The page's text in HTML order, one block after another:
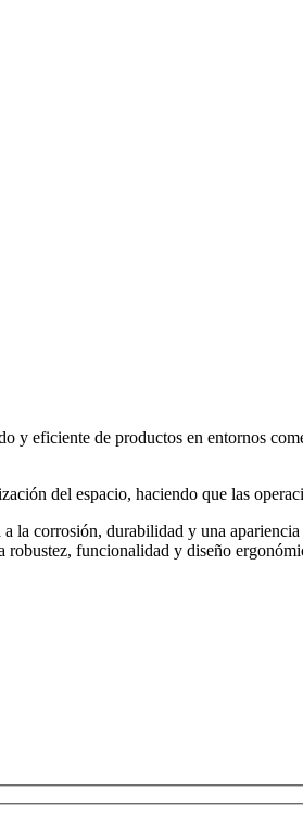
y eficiente de productos en entornos
del espacio, haciendo que las
a la corrosión, durabilidad y una
funcionalidad y diseño